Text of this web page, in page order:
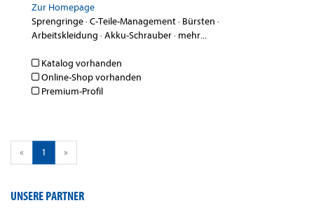
Zur Homepage
Sprengringe·C-Teile-Management· Bürsten ·
Arbeitskleidung ·Akku-Schrauber· mehr...
Katalog vorhanden
Online-Shop vorhanden
Premium-Profil
« 1 »
UNSERE PARTNER